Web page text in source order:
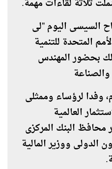
ثلاثة لقاءات مهمة.
السيسى اليوم "لى
المتحدة للتنمية
بحضور المهندس
وفدا لرؤساء وممثلى
العالمية
محافظ البنك المركزى
الدولى ووزير المالية
.